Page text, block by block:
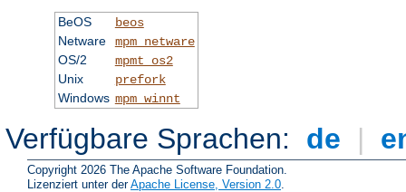
BeOS
beos
Netware
mpm_netware
OS/2
mpmt_os2
Unix
prefork
Windows mpm_winnt
Verfügbare Sprachen: de |
Copyright 2026 The Apache Software Foundation.
Lizenziert unter derApache License, Version 2.0